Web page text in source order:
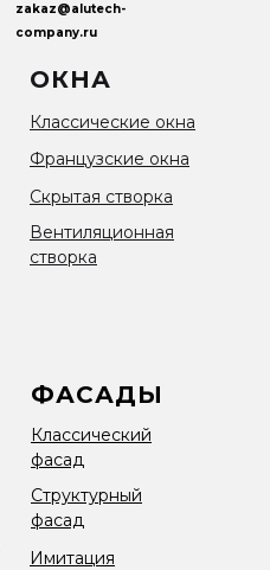
zakaz@alutech-
company.ru
ОКНА
Классические окна
Французские окна
Скрытая створка
Вентиляционная
створка
ФАСАДЫ
Классический
фасад
Структурный
фасад
Имитация